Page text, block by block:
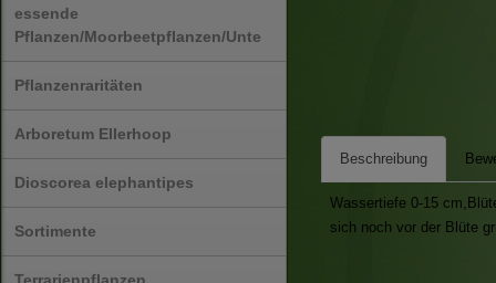
essende
Pflanzen/Moorbeetpflanzen/Unte
Pflanzenraritäten
Arboretum Ellerhoop
Dioscorea elephantipes
Sortimente
Beschreibung
Wassertiefe 0-15
sich noch vor der Blüte